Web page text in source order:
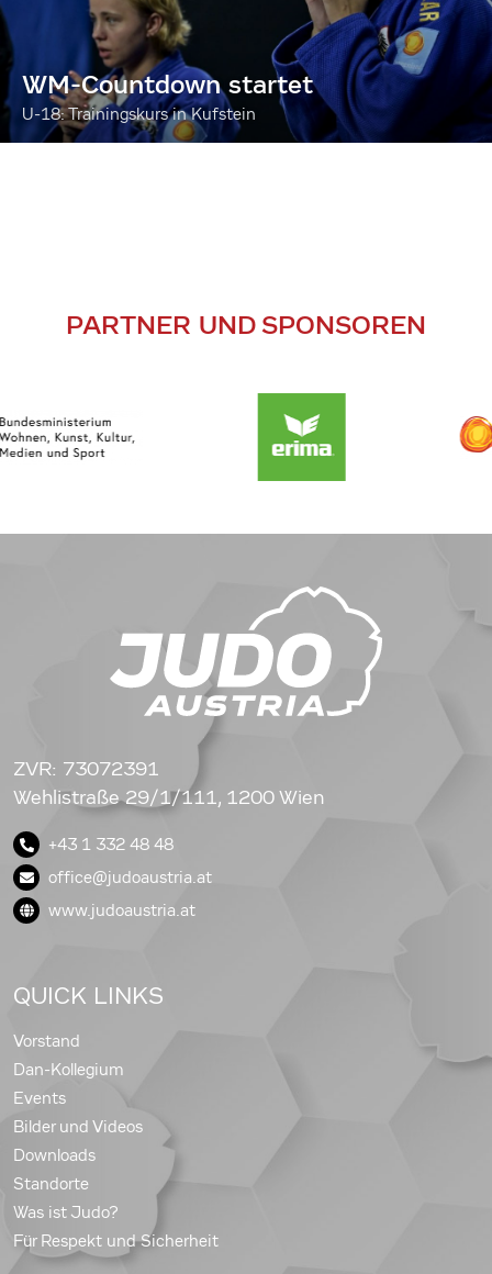
WM-Countdown startet
U-18: Trainingskurs in Kufstein
PARTNER UND SPONSOREN
ZVR: 73072391
Wehlistraße 29/1/111, 1200 Wien
+43 1 332 48 48
office@judoaustria.at
www.judoaustria.at
QUICK LINKS
Vorstand
Dan-Kollegium
Events
Bilder und Videos
Downloads
Standorte
Was ist Judo?
Für Respekt und Sicherheit